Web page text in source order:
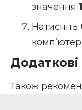
значення 1
Натисніть
комп’ютер
Також